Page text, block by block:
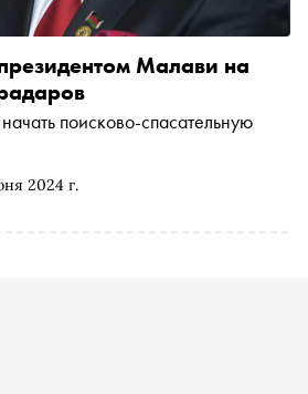
2024 г.
Малави на
поисково-спасательную